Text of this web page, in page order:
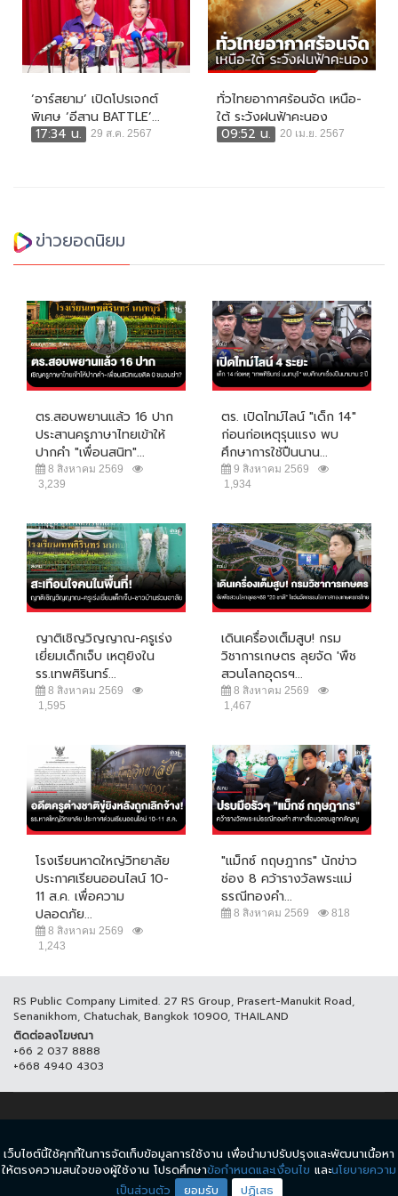
‘อาร์สยาม’ เปิดโปรเจกต์
พิเศษ ‘อีสาน BATTLE’...
17:34 น.
29 ส.ค. 2567
ทั่วไทยอากาศร้อนจัด เหนือ-
ใต้ ระวังฝนฟ้าคะนอง
09:52 น.
20 เม.ย. 2567
ข่าวยอดนิยม
ตร.สอบพยานแล้ว 16 ปาก
ประสานครูภาษาไทยเข้าให้
ปากคำ "เพื่อนสนิท"...
8 สิงหาคม 2569
3,239
ตร. เปิดไทม์ไลน์ "เด็ก 14"
ก่อนก่อเหตุรุนแรง พบ
ศึกษาการใช้ปืนนาน...
9 สิงหาคม 2569
1,934
ญาติเชิญวิญญาณ-ครูเร่ง
เยี่ยมเด็กเจ็บ เหตุยิงใน
รร.เทพศิรินทร์...
8 สิงหาคม 2569
1,595
เดินเครื่องเต็มสูบ! กรม
วิชาการเกษตร ลุยจัด 'พืช
สวนโลกอุดรฯ...
8 สิงหาคม 2569
1,467
โรงเรียนหาดใหญ่วิทยาลัย
ประกาศเรียนออนไลน์ 10-
11 ส.ค. เพื่อความ
ปลอดภัย...
8 สิงหาคม 2569
1,243
"แม็กซ์ กฤษฎากร" นักข่าว
ช่อง 8 คว้ารางวัลพระแม่
ธรณีทองคำ...
8 สิงหาคม 2569 818
RS Public Company Limited. 27 RS Group, Prasert-Manukit Road,
Senanikhom, Chatuchak, Bangkok 10900, THAILAND
ติดต่อลงโฆษณา
+66 2 037 8888
+668 4940 4303
© COPYRIGHT 2017 THAICH8.COM, ALL RIGHT RESERVED.
ข้อกำหนดและเงื่อนไข นโยบายความเป็นส่วนตัว
เว็บไซต์นี้ใช้คุกกี้ในการจัดเก็บข้อมูลการใช้งาน เพื่อนำมาปรับปรุงและพัฒนาเนื้อหา
ให้ตรงความสนใจของผู้ใช้งาน โปรดศึกษาข้อกำหนดและเงื่อนไข และนโยบายความ
เป็นส่วนตัว
ยอมรับ ปฏิเสธ